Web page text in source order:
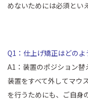
めないためには必須とい
Q1：仕上げ矯正はどのよ
A1：装置のポジション替
装置をすべて外してマウ
を行うためにも、ご自身